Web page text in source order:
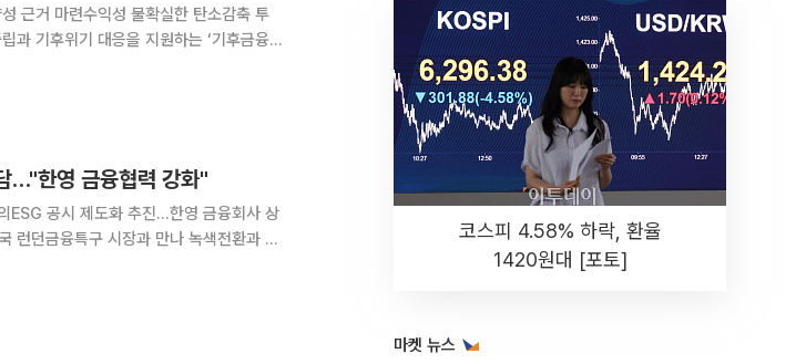
근거 마련수익성 불확실한 탄소감축 투
표한 10년간 790
…"한영 금융협력 강화"
ESG 공시 제도화 추진…한영 금융회사 상
진출 지
코스피 4.58% 하락, 환율
1420원대 [포토]
마켓 뉴스